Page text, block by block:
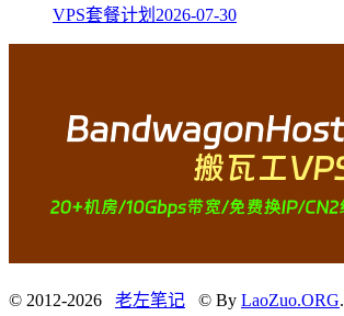
VPS套餐计划 2026-07-30
© 2012-2026 老左笔记 © By LaoZuo.ORG.